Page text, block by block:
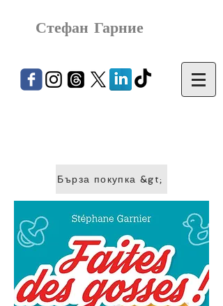
Стефан Гарние
Бърза покупка &gt;